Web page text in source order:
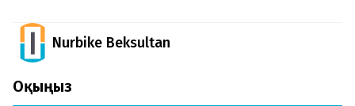
Nurbike Beksultan
Оқыңыз